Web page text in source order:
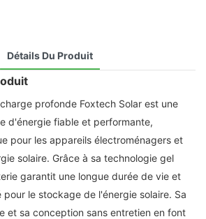
Détails Du Produit
profonde Foxtech Solar est une
d'énergie fiable et performante,
pour les appareils électroménagers et
solaire. Grâce à sa technologie gel
garantit une longue durée de vie et
pour le stockage de l'énergie solaire. Sa
et sa conception sans entretien en font